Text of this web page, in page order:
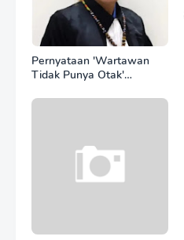
Pernyataan 'Wartawan
Tidak Punya Otak'
Ketum SPASI Jelani